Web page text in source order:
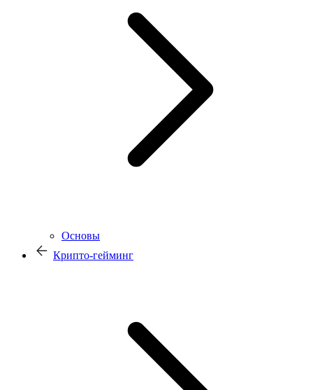
Основы
Крипто-гейминг